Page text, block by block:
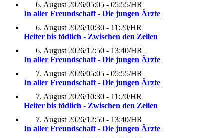
6. August 2026/05:05 - 05:55/HR
In aller Freundschaft - Die jungen Ärzte
6. August 2026/10:30 - 11:20/HR
Heiter bis tödlich - Zwischen den Zeilen
6. August 2026/12:50 - 13:40/HR
In aller Freundschaft - Die jungen Ärzte
7. August 2026/05:05 - 05:55/HR
In aller Freundschaft - Die jungen Ärzte
7. August 2026/10:30 - 11:20/HR
Heiter bis tödlich - Zwischen den Zeilen
7. August 2026/12:50 - 13:40/HR
In aller Freundschaft - Die jungen Ärzte